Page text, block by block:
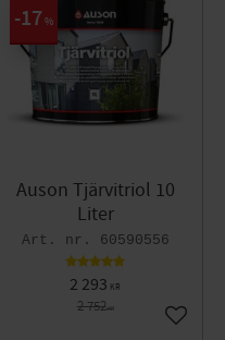
favoriter
Auson Tjärvitriol 10
Liter
60590556
2 293 KR
2 752KR
17 %
Lägg